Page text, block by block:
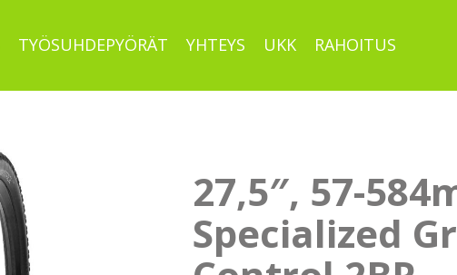
TYÖSUHDEPYÖRÄT YHTEYS UKK RAHOITUS
27,5″, 57-
Specialized